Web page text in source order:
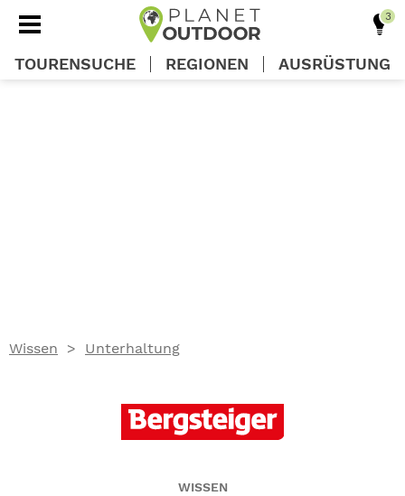
Wissen Unterhaltung
WISSEN
TOURENSUCHE REGIONEN AUSRÜSTUNG